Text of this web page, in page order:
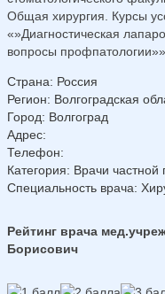
Общая хирургия. Курсы
«»Диагностическая
вопросы
Страна: Россия
Регион: Волгоградская
Город: Волгоград
Адрес:
Телефон:
Категория: Врачи частной
Специальность врача:
Рейтинг врача
Борисович